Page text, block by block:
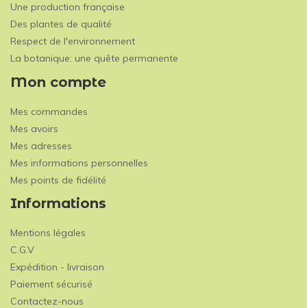
Une production française
Des plantes de qualité
Respect de l'environnement
La botanique: une quête permanente
Mon compte
Mes commandes
Mes avoirs
Mes adresses
Mes informations personnelles
Mes points de fidélité
Informations
Mentions légales
C.G.V
Expédition - livraison
Paiement sécurisé
Contactez-nous